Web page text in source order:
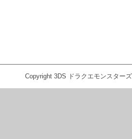
Copyright 3DS ドラクエモンスター